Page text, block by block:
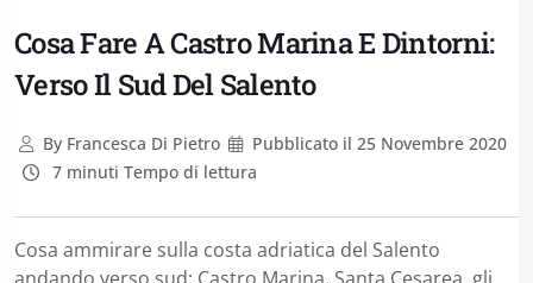
Cosa Fare A Castro Marina E Dintorni:
Verso Il Sud Del Salento
ByFrancesca Di Pietro Pubblicato il 25 Novembre 2020
7 minuti Tempo di lettura
Cosa ammirare sulla costa adriatica del Salento